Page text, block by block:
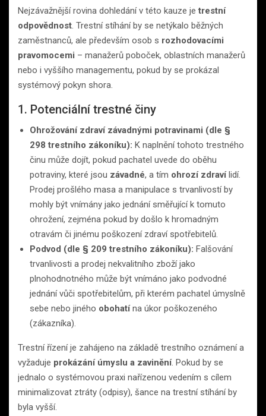
Nejzávažnější rovina dohledání v této kauze jetrestní
odpovědnost. Trestní stíhání by se netýkalo běžných
zaměstnanců, ale především osob s rozhodovacími
pravomocemi – manažerů poboček, oblastních manažerů
nebo i vyššího managementu, pokud by se prokázal
systémový pokyn shora.
1. Potenciální trestné činy
Ohrožování zdraví závadnými potravinami (dle §
298 trestního zákoníku): K naplnění tohoto trestného
činu může dojít, pokud pachatel uvede do oběhu
potraviny, které jsou závadné, a tím ohrozí zdravílidí.
Prodej prošlého masa a manipulace s trvanlivostí by
mohly být vnímány jako jednání směřující k tomuto
ohrožení, zejména pokud by došlo k hromadným
otravám či jinému poškození zdraví spotřebitelů.
Podvod (dle § 209 trestního zákoníku): Falšování
trvanlivosti a prodej nekvalitního zboží jako
plnohodnotného může být vnímáno jako podvodné
jednání vůči spotřebitelům, při kterém pachatel úmyslně
sebe nebo jiného obohatína úkor poškozeného
(zákazníka).
Trestní řízení je zahájeno na základě trestního oznámení a
vyžaduje prokázání úmyslu a zavinění. Pokud by se
jednalo o systémovou praxi nařízenou vedením s cílem
minimalizovat ztráty (odpisy), šance na trestní stíhání by
byla vyšší.